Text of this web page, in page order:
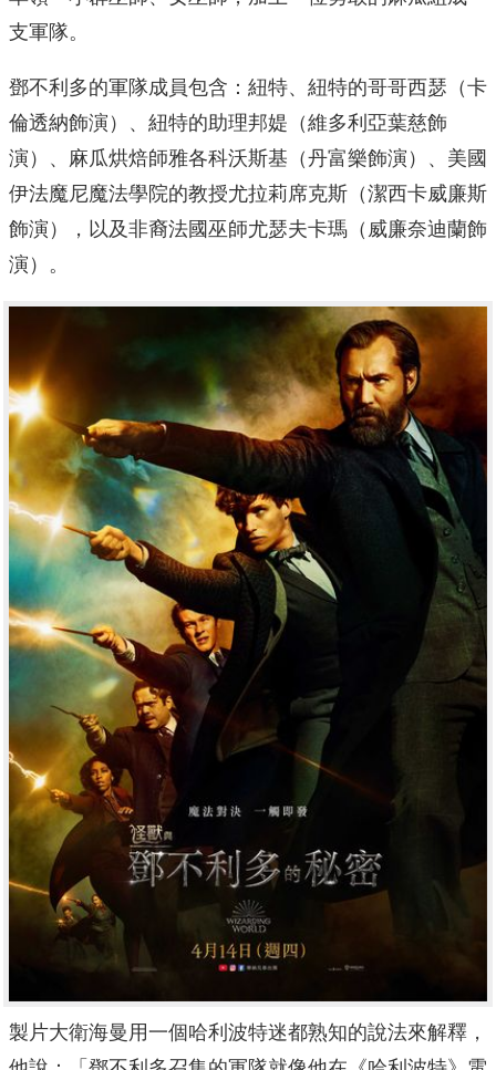
支軍隊。
鄧不利多的軍隊成員包含：紐特、紐特的哥哥西瑟（卡
倫透納飾演）、紐特的助理邦媞（維多利亞葉慈飾
演）、麻瓜烘焙師雅各科沃斯基（丹富樂飾演）、美國
伊法魔尼魔法學院的教授尤拉莉席克斯（潔西卡威廉斯
飾演），以及非裔法國巫師尤瑟夫卡瑪（威廉奈迪蘭飾
演）。
製片大衛海曼用一個哈利波特迷都熟知的說法來解釋，